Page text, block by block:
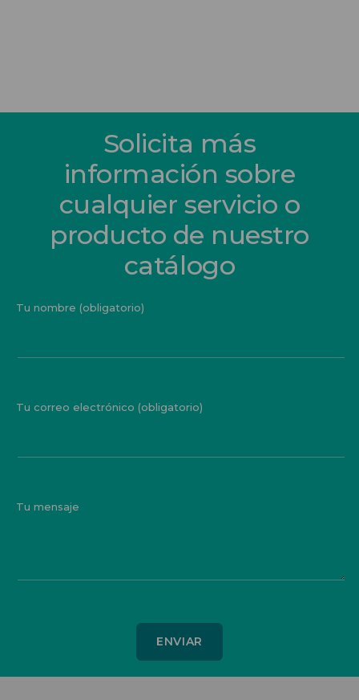
Solicita más
información sobre
cualquier servicio o
producto de nuestro
catálogo
Tu nombre (obligatorio)
Tu correo electrónico (obligatorio)
Tu mensaje